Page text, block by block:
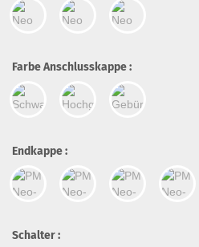
Farbe Anschlusskappe :
Endkappe :
Schalter :